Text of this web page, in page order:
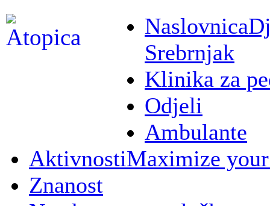
Naslovnica
Srebrnjak
Klinika za
Odjeli
Ambulante
AktivnostiMaximize
Znanost